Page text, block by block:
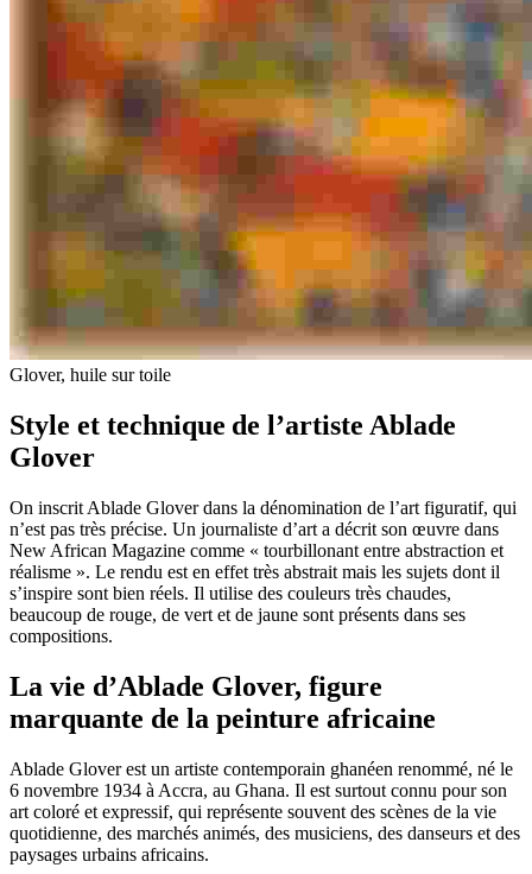
Glover, huile sur toile
Style et technique de l’artiste Ablade
Glover
On inscrit Ablade Glover dans la dénomination de l’art figuratif, qui
n’est pas très précise. Un journaliste d’art a décrit son œuvre dans
New African Magazine comme « tourbillonant entre abstraction et
réalisme ». Le rendu est en effet très abstrait mais les sujets dont il
s’inspire sont bien réels. Il utilise des couleurs très chaudes,
beaucoup de rouge, de vert et de jaune sont présents dans ses
compositions.
La vie d’Ablade Glover, figure
marquante de la peinture africaine
Ablade Glover est un artiste contemporain ghanéen renommé, né le
6 novembre 1934 à Accra, au Ghana. Il est surtout connu pour son
art coloré et expressif, qui représente souvent des scènes de la vie
quotidienne, des marchés animés, des musiciens, des danseurs et des
paysages urbains africains.